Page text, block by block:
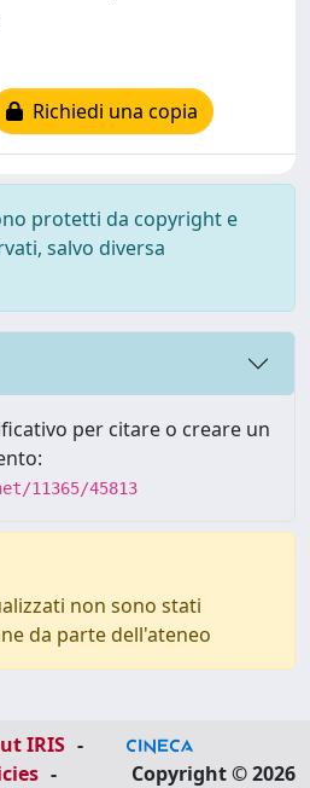
Richiedi una copia
protetti da copyright e
salvo diversa
per citare o creare un
11365/45813
non sono stati
da parte dell'ateneo
IRIS -
- Copyright © 2026